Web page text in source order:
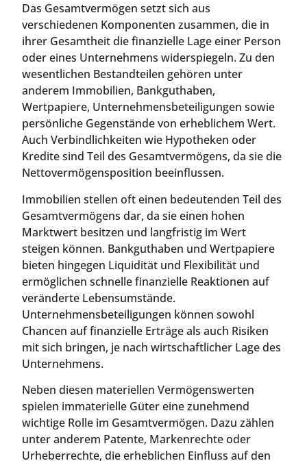
Das Gesamtvermögen setzt sich aus
verschiedenen Komponenten zusammen, die in
ihrer Gesamtheit die finanzielle Lage einer Person
oder eines Unternehmens widerspiegeln. Zu den
wesentlichen Bestandteilen gehören unter
anderem Immobilien, Bankguthaben,
Wertpapiere, Unternehmensbeteiligungen sowie
persönliche Gegenstände von erheblichem Wert.
Auch Verbindlichkeiten wie Hypotheken oder
Kredite sind Teil des Gesamtvermögens, da sie die
Nettovermögensposition beeinflussen.
Immobilien stellen oft einen bedeutenden Teil des
Gesamtvermögens dar, da sie einen hohen
Marktwert besitzen und langfristig im Wert
steigen können. Bankguthaben und Wertpapiere
bieten hingegen Liquidität und Flexibilität und
ermöglichen schnelle finanzielle Reaktionen auf
veränderte Lebensumstände.
Unternehmensbeteiligungen können sowohl
Chancen auf finanzielle Erträge als auch Risiken
mit sich bringen, je nach wirtschaftlicher Lage des
Unternehmens.
Neben diesen materiellen Vermögenswerten
spielen immaterielle Güter eine zunehmend
wichtige Rolle im Gesamtvermögen. Dazu zählen
unter anderem Patente, Markenrechte oder
Urheberrechte, die erheblichen Einfluss auf den